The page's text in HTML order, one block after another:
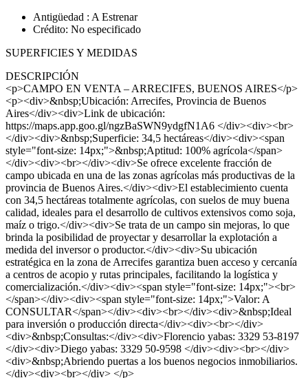
Antigüedad : A Estrenar
Crédito: No especificado
SUPERFICIES Y MEDIDAS
DESCRIPCIÓN
<p>CAMPO EN VENTA – ARRECIFES, BUENOS AIRES</p>
<p><div>&nbsp;Ubicación: Arrecifes, Provincia de Buenos
Aires</div><div>Link de ubicación:
https://maps.app.goo.gl/ngzBaSWN9ydgfN1A6 </div><div><br>
</div><div>&nbsp;Superficie: 34,5 hectáreas</div><div><span
style="font-size: 14px;">&nbsp;Aptitud: 100% agrícola</span>
</div><div><br></div><div>Se ofrece excelente fracción de
campo ubicada en una de las zonas agrícolas más productivas de la
provincia de Buenos Aires.</div><div>El establecimiento cuenta
con 34,5 hectáreas totalmente agrícolas, con suelos de muy buena
calidad, ideales para el desarrollo de cultivos extensivos como soja,
maíz o trigo.</div><div>Se trata de un campo sin mejoras, lo que
brinda la posibilidad de proyectar y desarrollar la explotación a
medida del inversor o productor.</div><div>Su ubicación
estratégica en la zona de Arrecifes garantiza buen acceso y cercanía
a centros de acopio y rutas principales, facilitando la logística y
comercialización.</div><div><span style="font-size: 14px;"><br>
</span></div><div><span style="font-size: 14px;">Valor: A
CONSULTAR</span></div><div><br></div><div>&nbsp;Ideal
para inversión o producción directa</div><div><br></div>
<div>&nbsp;Consultas:</div><div>Florencio yabas: 3329 53-8197
</div><div>Diego yabas: 3329 50-9598 </div><div><br></div>
<div>&nbsp;Abriendo puertas a los buenos negocios inmobiliarios.
</div><div><br></div> </p>